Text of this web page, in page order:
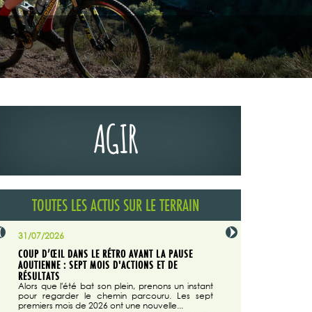
AGIR
TOUTES LES ACTUS SUR LE TERRAIN
du
31/07/2026
COUP D’ŒIL DANS LE RÉTRO AVANT LA PAUSE
AOUTIENNE : SEPT MOIS D'ACTIONS ET DE
RÉSULTATS
Alors que l'été bat son plein, prenons un instant
pour regarder le chemin parcouru. Les sept
premiers mois de 2026 ont une nouvelle...
29/07/2026